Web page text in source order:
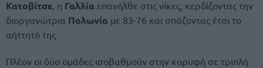
Κατοβίτσε, η Γαλλία επανήλθε στις νίκες, κερδίζοντας την
διοργανώτρια Πολωνία με 83-76 και σπάζοντας έτσι το
αήττητό της
Πλέον οι δύο ομάδες ισοβαθμούν στην κορυφή σε τριπλή